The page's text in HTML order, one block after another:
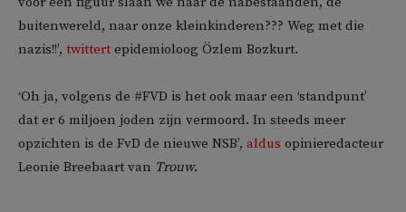
buitenwereld, naar onze kleinkinderen??? Weg met die
nazis!!’, twittert epidemioloog Özlem Bozkurt.
‘Oh ja, volgens de #FVD is het ook maar een ‘standpunt’
dat er 6 miljoen joden zijn vermoord. In steeds meer
opzichten is de FvD de nieuwe NSB’, aldus opinieredacteur
Leonie Breebaart van Trouw.